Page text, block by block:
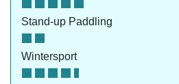
Stand-up Paddling
Wintersport